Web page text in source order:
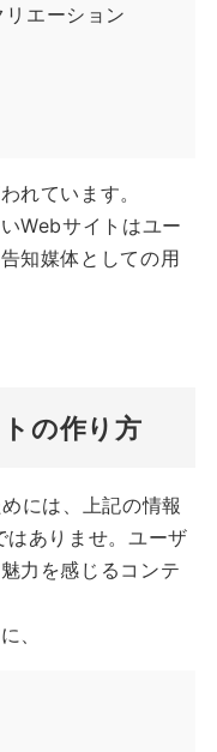
エーション
れています。
Webサイトはユー
知媒体としての用
の作り方
には、上記の情報
はありませ。ユーザ
力を感じるコンテ
、